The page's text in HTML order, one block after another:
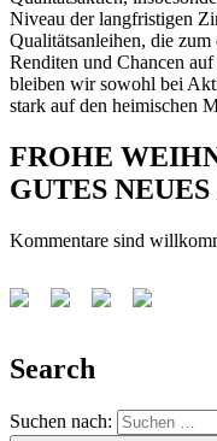
Niveau der langfristigen
Qualitätsanleihen, die
Renditen und Chancen
bleiben wir sowohl bei
stark auf den heimischen
FROHE
GUTES
Kommentare sind
Search
Suchen nach: